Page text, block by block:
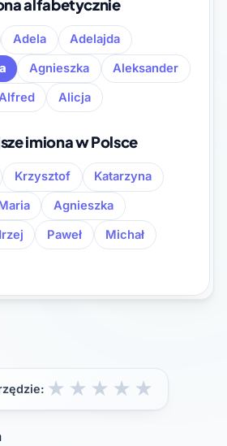
alfabetycznie
Adela
Adelajda
Agnieszka
Aleksander
Alicja
imiona w Polsce
Krzysztof
Katarzyna
Agnieszka
Paweł
Michał
★
★
★
★
★